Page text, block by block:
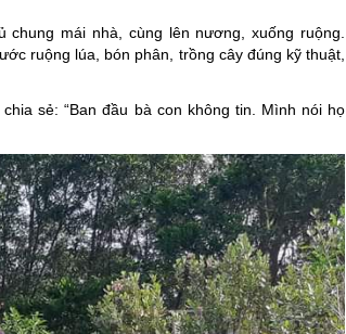
mái nhà, cùng lên nương, xuống ruộng.
ruộng lúa, bón phân, trồng cây đúng kỹ thuật,
sẻ: “Ban đầu bà con không tin. Mình nói họ